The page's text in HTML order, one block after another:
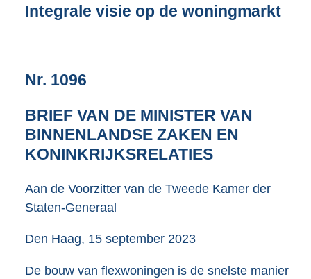
s
e
:
1
K
Integrale visie op de woningmarkt
Nr. 1096
BRIEF VAN DE MINISTER VAN
BINNENLANDSE ZAKEN EN
KONINKRIJKSRELATIES
Aan de Voorzitter van de Tweede Kamer der
Staten-Generaal
Den Haag, 15 september 2023
De bouw van flexwoningen is de snelste manier